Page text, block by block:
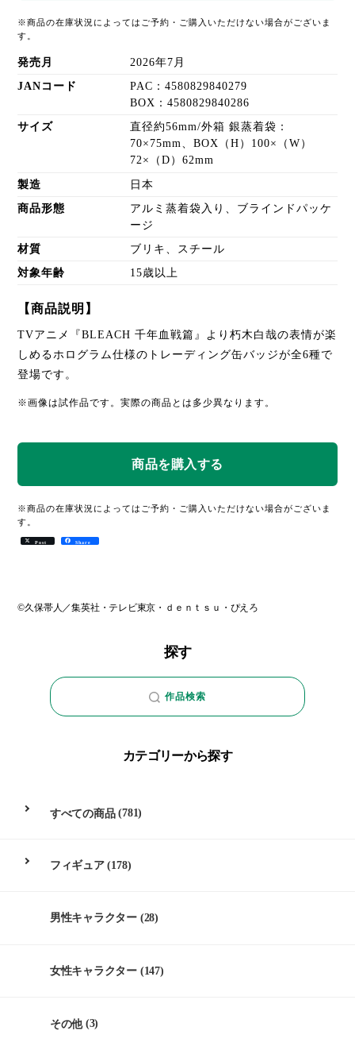
※商品の在庫状況によってはご予約・ご購入いただけない場合がございま
す。
発売月 2026年7月
JANコード
PAC：4580829840279
BOX：4580829840286
サイズ
直径約56mm/外箱 銀蒸着袋：
70×75mm、BOX（H）100×（W）
72×（D）62mm
製造 日本
商品形態
アルミ蒸着袋入り、ブラインドパッケ
ージ
材質 ブリキ、スチール
対象年齢 15歳以上
【商品説明】
TVアニメ『BLEACH 千年血戦篇』より朽木白哉の表情が楽
しめるホログラム仕様のトレーディング缶バッジが全6種で
登場です。
※画像は試作品です。実際の商品とは多少異なります。
※商品の在庫状況によってはご予約・ご購入いただけない場合がございま
す。
Post Share
©久保帯人／集英社・テレビ東京・ｄｅｎｔｓｕ・ぴえろ
探す
作品検索
カテゴリーから探す
すべての商品(781)
フィギュア(178)
男性キャラクター (28)
女性キャラクター (147)
その他(3)